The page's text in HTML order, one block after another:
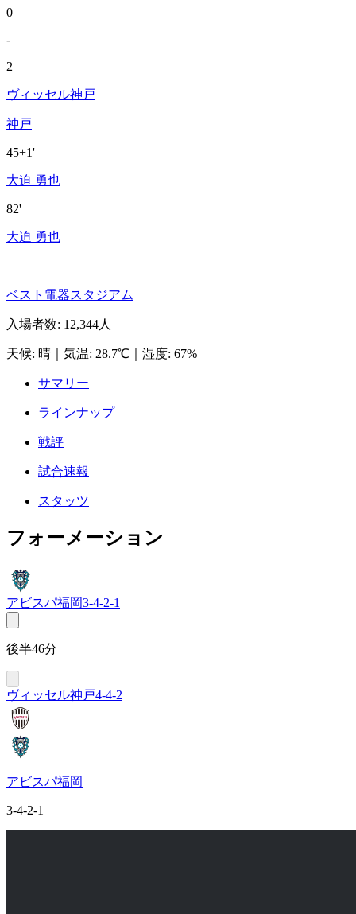
0
-
2
ヴィッセル神戸
神戸
45+1'
大迫 勇也
82'
大迫 勇也
ベスト電器スタジアム
入場者数: 12,344人
天候: 晴 気温: 28.7℃ 湿度: 67%
サマリー
ラインナップ
戦評
試合速報
スタッツ
フォーメーション
アビスパ福岡3-4-2-1
後半46分
ヴィッセル神戸4-4-2
アビスパ福岡
3-4-2-1